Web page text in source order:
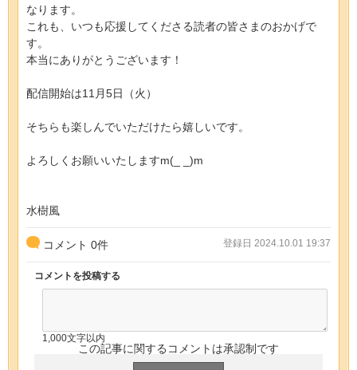
なります。
これも、いつも応援してくださる読者の皆さまのおかげで
す。
本当にありがとうございます！
配信開始は11月5日（火）
そちらも楽しんでいただけたら嬉しいです。
よろしくお願いいたしますm(_ _)m
水樹風
コメント 0件 登録日 2024.10.01 19:37
コメントを投稿する
1,000文字以内
この記事に関するコメントは承認制です